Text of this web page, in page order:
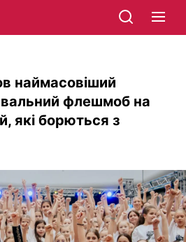
наймасовіший
флешмоб на
які борються з